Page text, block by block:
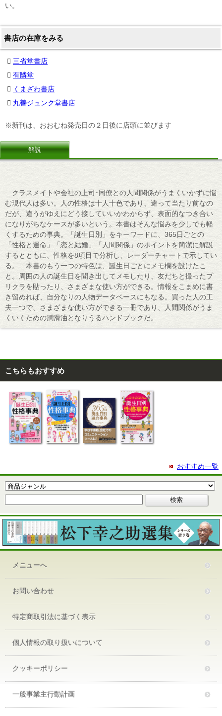
い。
書店の在庫をみる
三省堂書店
有隣堂
くまざわ書店
丸善ジュンク堂書店
※新刊は、おおむね発売日の２日後に店頭に並びます
解説
クラスメイトや会社の上司･同僚との人間関係がうまくいかずに悩
む現代人は多い。人の性格は十人十色であり、違って当たり前なの
だが、違うがゆえにどう接していいかわからず、表面的なつき合い
になりがちなケースが多いという。本書はそんな悩みを少しでも軽
くするための事典。「誕生日別」をキーワードに、365日ごとの
「性格と運命」「恋と結婚」「人間関係」のポイントを簡潔に解説
するとともに、性格を8項目で分析し、レーダーチャートで示してい
る。 本書のもう一つの特色は、誕生日ごとにメモ欄を設けたこ
と。周囲の人の誕生日を聞き出してメモしたり、友だちと撮ったプ
リクラを貼ったり、さまざまな使い方ができる。情報をこまめに書
き留めれば、自分なりの人物データベースにもなる。買った人の工
夫一つで、さまざまな使い方ができる一冊であり、人間関係がうま
くいくための潤滑油となりうるハンドブックだ。
こちらもおすすめ
おすすめ一覧
メニューへ
お問い合わせ
特定商取引法に基づく表示
個人情報の取り扱いについて
クッキーポリシー
一般事業主行動計画